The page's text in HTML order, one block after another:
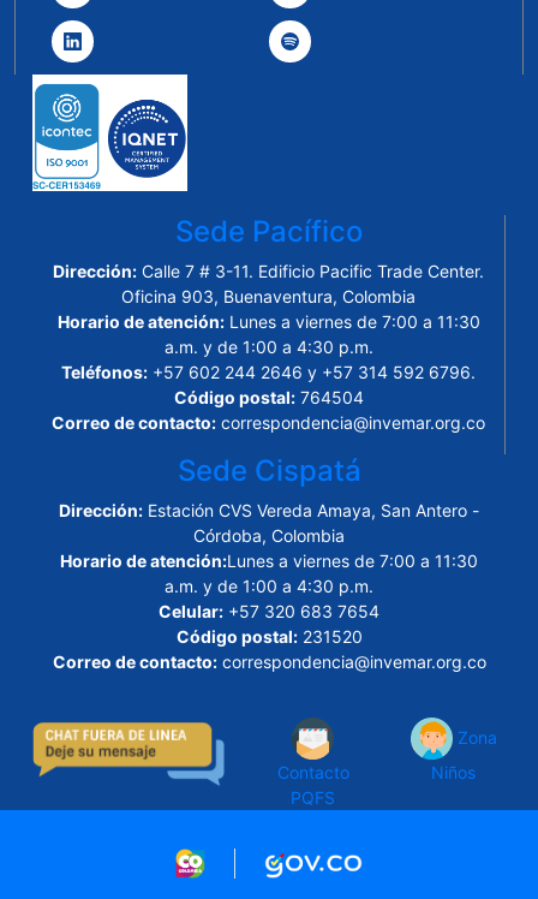
Sede Pacífico
Dirección: Calle 7 # 3-11. Edificio Pacific Trade Center.
Oficina 903, Buenaventura, Colombia
Horario de atención:Lunes a viernes de 7:00 a 11:30
a.m. y de 1:00 a 4:30 p.m.
Teléfonos: +57 602 244 2646 y +57 314 592 6796.
Código postal:764504
Correo de contacto: correspondencia@invemar.org.co
Sede Cispatá
Dirección: Estación CVS Vereda Amaya, San Antero -
Córdoba, Colombia
Horario de atención:Lunes a viernes de 7:00 a 11:30
a.m. y de 1:00 a 4:30 p.m.
Celular: +57 320 683 7654
Código postal:231520
Correo de contacto:correspondencia@invemar.org.co
Contacto
PQFS
Zona
Niños
Logo marca ColombiaLogo Gobierno de